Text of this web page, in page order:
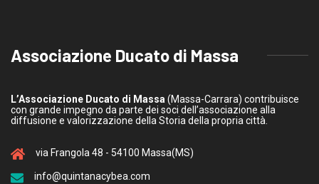
Associazione Ducato di Massa
L’Associazione Ducato di Massa (Massa-Carrara) contribuisce
con grande impegno da parte dei soci dell’associazione alla
diffusione e valorizzazione della Storia della propria città.
via Frangola 48 - 54100 Massa(MS)
info@quintanacybea.com